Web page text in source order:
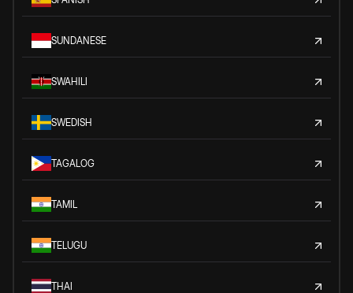
SUNDANESE
SWAHILI
SWEDISH
TAGALOG
TAMIL
TELUGU
THAI